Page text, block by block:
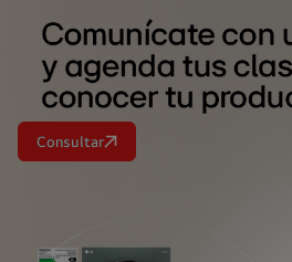
<br>
<br>
Consultar